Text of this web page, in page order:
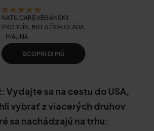
NATU.CARE VEGÁNSKY
PROTEÍN, BIELA ČOKOLÁDA
- MALINA
SCOPRI DI PIÙ
Vydajte sa na cestu do USA,
vybrať z viacerých druhov
sa nachádzajú na trhu: